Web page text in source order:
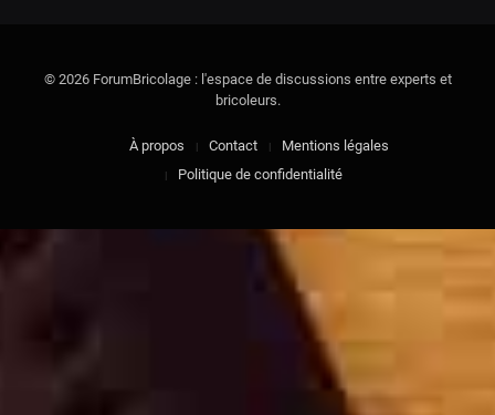
© 2026 ForumBricolage : l'espace de discussions entre experts et
bricoleurs.
À propos Contact
Mentions légales
Politique de confidentialité